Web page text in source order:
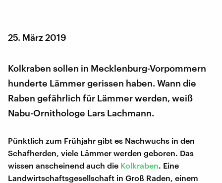
25. März 2019
Kolkraben sollen in Mecklenburg-Vorpommern
hunderte Lämmer gerissen haben. Wann die
Raben gefährlich für Lämmer werden, weiß
Nabu-Ornithologe Lars Lachmann.
Pünktlich zum Frühjahr gibt es Nachwuchs in den
Schafherden, viele Lämmer werden geboren. Das
wissen anscheinend auch die Kolkraben. Eine
Landwirtschaftsgesellschaft in Groß Raden, einem